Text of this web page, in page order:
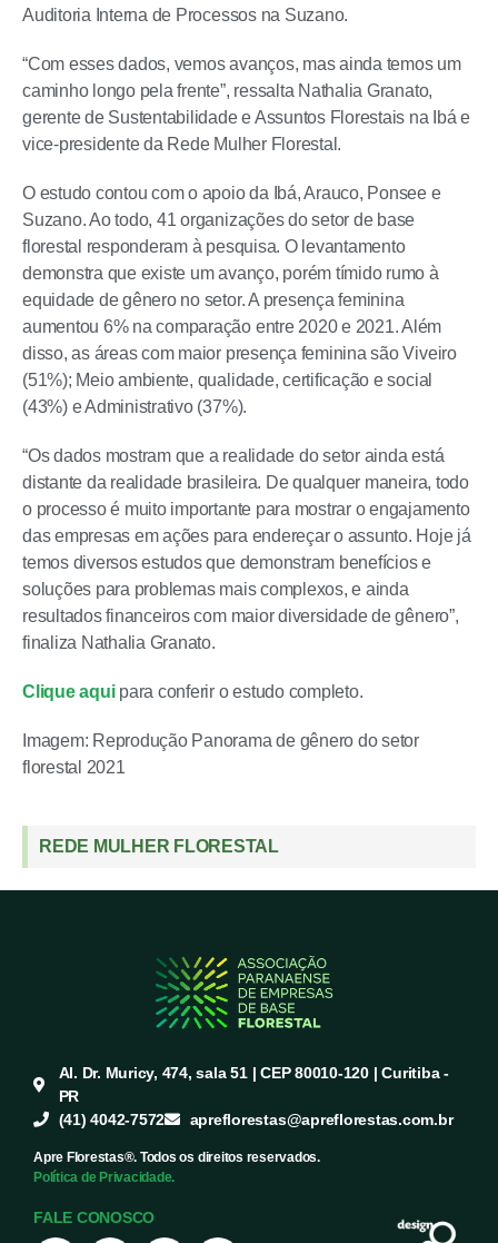
Auditoria Interna de Processos na Suzano.
“Com esses dados, vemos avanços, mas ainda temos um
caminho longo pela frente”, ressalta Nathalia Granato,
gerente de Sustentabilidade e Assuntos Florestais na Ibá e
vice-presidente da Rede Mulher Florestal.
O estudo contou com o apoio da Ibá, Arauco, Ponsee e
Suzano. Ao todo, 41 organizações do setor de base
florestal responderam à pesquisa. O levantamento
demonstra que existe um avanço, porém tímido rumo à
equidade de gênero no setor. A presença feminina
aumentou 6% na comparação entre 2020 e 2021. Além
disso, as áreas com maior presença feminina são Viveiro
(51%); Meio ambiente, qualidade, certificação e social
(43%) e Administrativo (37%).
“Os dados mostram que a realidade do setor ainda está
distante da realidade brasileira. De qualquer maneira, todo
o processo é muito importante para mostrar o engajamento
das empresas em ações para endereçar o assunto. Hoje já
temos diversos estudos que demonstram benefícios e
soluções para problemas mais complexos, e ainda
resultados financeiros com maior diversidade de gênero”,
finaliza Nathalia Granato.
Clique aquipara conferir o estudo completo.
Imagem: Reprodução Panorama de gênero do setor
florestal 2021
REDE MULHER FLORESTAL
Al. Dr. Muricy, 474, sala 51 | CEP 80010-120 | Curitiba -
PR
(41) 4042-7572
apreflorestas@apreflorestas.com.br
Apre Florestas®. Todos os direitos reservados.
Política de Privacidade.
FALE CONOSCO